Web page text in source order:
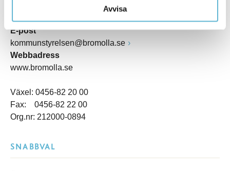
Avvisa
Box 18, 295 21 Bromölla
E-post
kommunstyrelsen@bromolla.se
Webbadress
www.bromolla.se
Växel: 0456-82 20 00
Fax: 0456-82 22 00
Org.nr: 212000-0894
SNABBVAL